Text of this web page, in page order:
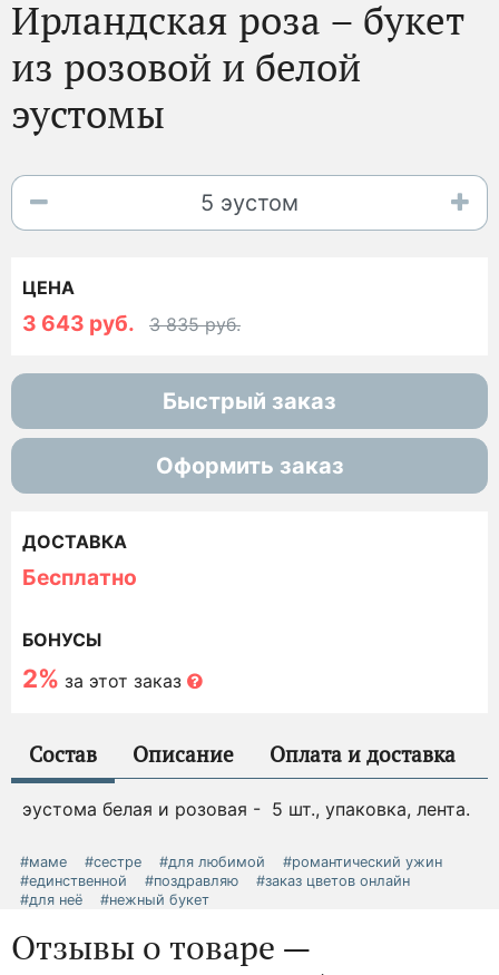
Ирландская роза – букет
из розовой и белой
эустомы
ЦЕНА
3 643 руб. 3 835 руб.
Быстрый заказ
Оформить заказ
ДОСТАВКА
Бесплатно
БОНУСЫ
2% за этот заказ
Состав Описание Оплата и доставка
эустома белая и розовая - 5 шт., упаковка, лента.
#маме #сестре #для любимой
#романтический ужин
#единственной
#поздравляю
#заказ цветов онлайн
#для неё
#нежный букет
Отзывы о товаре —